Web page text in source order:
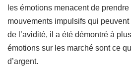
les émotions menacent de
mouvements impulsifs qui
de l’avidité, il a été démontré à
émotions sur les marché sont ce
d’argent.